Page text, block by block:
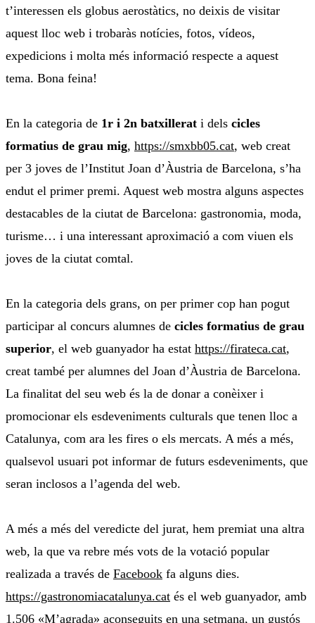
t’interessen els globus aerostàtics, no deixis de visitar
aquest lloc web i trobaràs notícies, fotos, vídeos,
expedicions i molta més informació respecte a aquest
tema. Bona feina!
En la categoria de 1r i 2n batxillerat i dels cicles
formatius de grau mig, https://smxbb05.cat, web creat
per 3 joves de l’Institut Joan d’Àustria de Barcelona, s’ha
endut el primer premi. Aquest web mostra alguns aspectes
destacables de la ciutat de Barcelona: gastronomia, moda,
turisme… i una interessant aproximació a com viuen els
joves de la ciutat comtal.
En la categoria dels grans, on per primer cop han pogut
participar al concurs alumnes de cicles formatius de grau
superior, el web guanyador ha estat https://firateca.cat,
creat també per alumnes del Joan d’Àustria de Barcelona.
La finalitat del seu web és la de donar a conèixer i
promocionar els esdeveniments culturals que tenen lloc a
Catalunya, com ara les fires o els mercats. A més a més,
qualsevol usuari pot informar de futurs esdeveniments, que
seran inclosos a l’agenda del web.
A més a més del veredicte del jurat, hem premiat una altra
web, la que va rebre més vots de la votació popular
realizada a través de Facebook fa alguns dies.
https://gastronomiacatalunya.cat és el web guanyador, amb
1.506 «M’agrada» aconseguits en una setmana, un gustós